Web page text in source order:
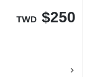
TWD $250